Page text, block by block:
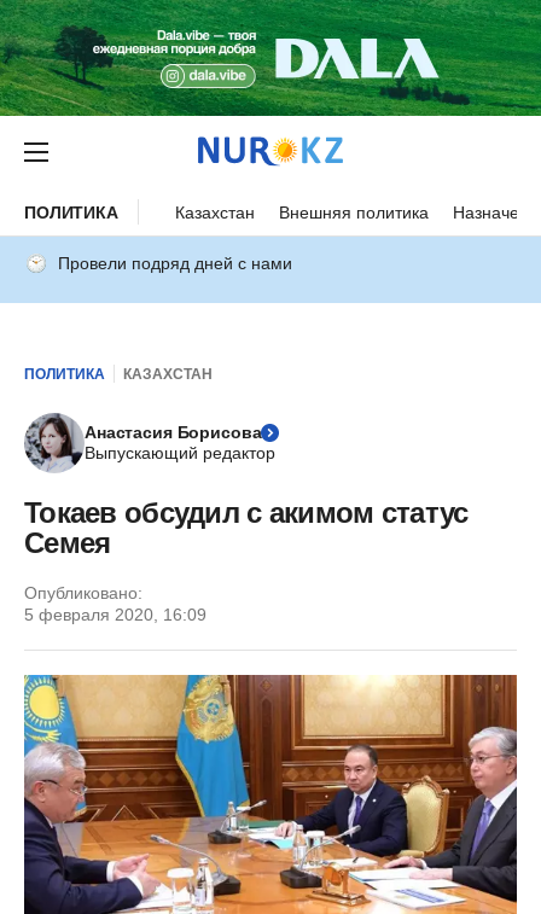
ПОЛИТИКА Казахстан Внешняя политика
Провели подряд дней с нами
ПОЛИТИКА КАЗАХСТАН
Анастасия Борисова
Выпускающий редактор
Токаев обсудил с акимом статус
Семея
Опубликовано:
5 февраля 2020, 16:09